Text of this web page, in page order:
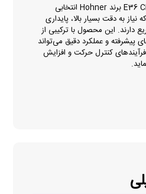
به‌طور کلی، انکودر E36 CM BiSS برند Hohner انتخابی
به دقت بسیار بالا، پایداری
دارند. این محصول با ترکیبی از
پیشرفته و عملکرد دقیق می‌تواند
کنترل حرکت و افزایش